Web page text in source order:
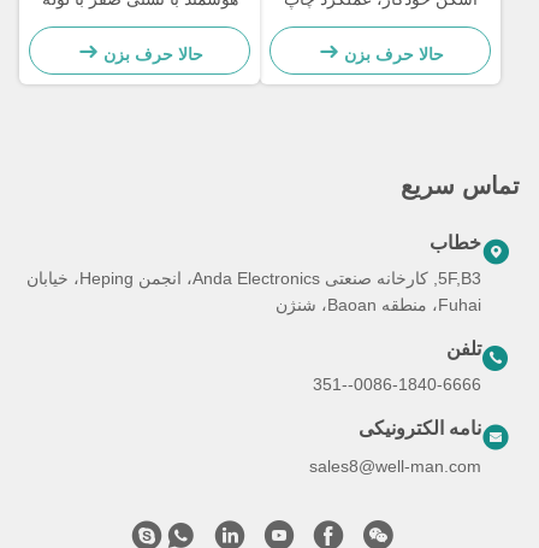
لیبل و متصل به سیستم
حالا حرف بزن
نوع بسته
حالا حرف بزن
تماس سریع
خطاب
5F,B3, کارخانه صنعتی Anda Electronics، انجمن Heping، خیابان
Fuhai، منطقه Baoan، شنژن
تلفن
0086-1840-6666--351
نامه الکترونیکی
sales8@well-man.com